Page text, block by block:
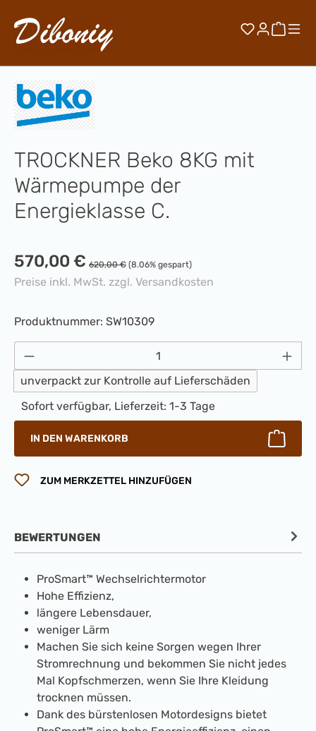
Zum Hauptinhalt springen
Du hast 0
TROCKNER Beko 8KG mit
Wärmepumpe der
Energieklasse C.
Verkaufspreis:
570,00 € Regulärer Preis:
620,00 € (8.06% gespart)
Preise inkl. MwSt. zzgl. Versandkosten
Produktnummer: SW10309
Produkt Anzahl: Gib den gewünschten
unverpackt zur Kontrolle auf Lieferschäden
Sofort verfügbar, Lieferzeit: 1-3 Tage
IN DEN WARENKORB
ZUM MERKZETTEL HINZUFÜGEN
BEWERTUNGEN
ProSmart™ Wechselrichtermotor
Hohe Effizienz,
längere Lebensdauer,
weniger Lärm
Machen Sie sich keine Sorgen wegen Ihrer
Stromrechnung und bekommen Sie nicht jedes
Mal Kopfschmerzen, wenn Sie Ihre Kleidung
trocknen müssen.
Dank des bürstenlosen Motordesigns bietet